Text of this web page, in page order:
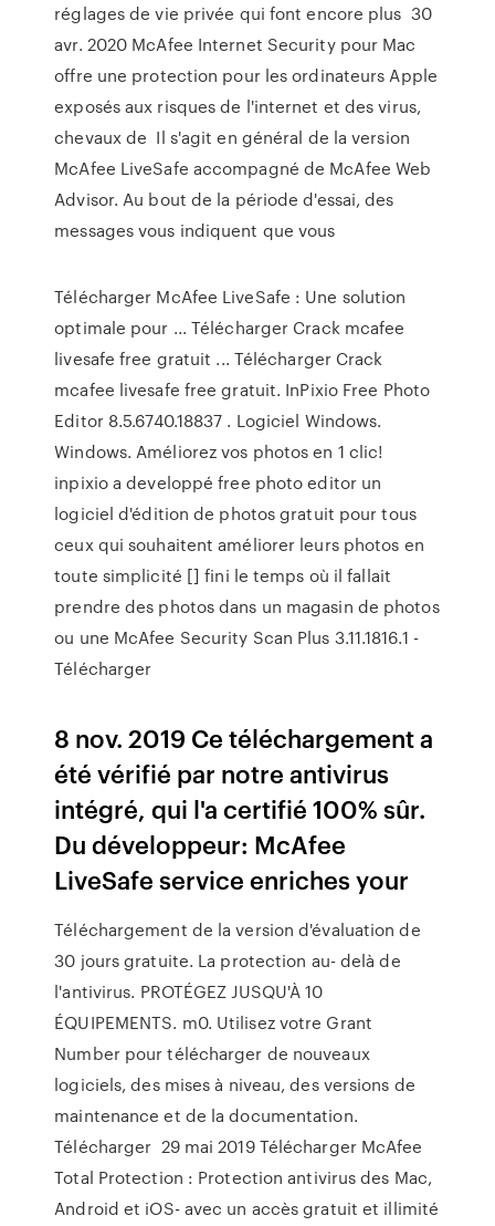
réglages de vie privée qui font encore plus 30
avr. 2020 McAfee Internet Security pour Mac
offre une protection pour les ordinateurs Apple
exposés aux risques de l'internet et des virus,
chevaux de Il s'agit en général de la version
McAfee LiveSafe accompagné de McAfee Web
Advisor. Au bout de la période d'essai, des
messages vous indiquent que vous
Télécharger McAfee LiveSafe : Une solution
optimale pour ... Télécharger Crack mcafee
livesafe free gratuit ... Télécharger Crack
mcafee livesafe free gratuit. InPixio Free Photo
Editor 8.5.6740.18837 . Logiciel Windows.
Windows. Améliorez vos photos en 1 clic!
inpixio a developpé free photo editor un
logiciel d'édition de photos gratuit pour tous
ceux qui souhaitent améliorer leurs photos en
toute simplicité [] fini le temps où il fallait
prendre des photos dans un magasin de photos
ou une McAfee Security Scan Plus 3.11.1816.1 -
Télécharger
8 nov. 2019 Ce téléchargement a
été vérifié par notre antivirus
intégré, qui l'a certifié 100% sûr.
Du développeur: McAfee
LiveSafe service enriches your
Téléchargement de la version d'évaluation de
30 jours gratuite. La protection au- delà de
l'antivirus. PROTÉGEZ JUSQU'À 10
ÉQUIPEMENTS. m0. Utilisez votre Grant
Number pour télécharger de nouveaux
logiciels, des mises à niveau, des versions de
maintenance et de la documentation.
Télécharger 29 mai 2019 Télécharger McAfee
Total Protection : Protection antivirus des Mac,
Android et iOS- avec un accès gratuit et illimité